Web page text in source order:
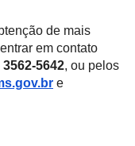
de mais
em contato
3562-5642, ou pelos
e